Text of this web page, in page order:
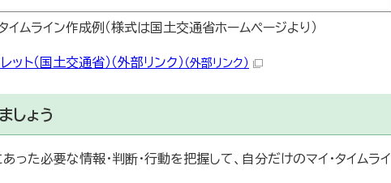
タイムライン作成例（様式は国土交通省ホームページより）
ット（国土交通省）（外部リンク） （外部リンク）
しょう
た必要な情報・判断・行動を把握して、自分だけのマイ・タイムライ